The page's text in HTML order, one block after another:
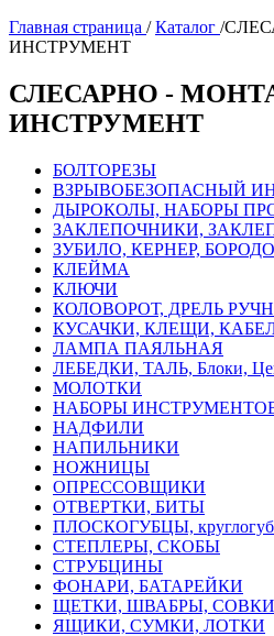
Главная страница / Каталог /
ИНСТРУМЕНТ
СЛЕСАРНО -
ИНСТРУМЕНТ
БОЛТОРЕЗЫ
ВЗРЫВОБЕЗОПАСНЫЙ
ДЫРОКОЛЫ, НАБОРЫ
ЗАКЛЕПОЧНИКИ,
ЗУБИЛО, КЕРНЕР,
КЛЕЙМА
КЛЮЧИ
КОЛОВОРОТ, ДРЕЛЬ
КУСАЧКИ, КЛЕЩИ,
ЛАМПА ПАЯЛЬНАЯ
ЛЕБЕДКИ, ТАЛЬ, Блоки,
МОЛОТКИ
НАБОРЫ
НАДФИЛИ
НАПИЛЬНИКИ
НОЖНИЦЫ
ОПРЕССОВЩИКИ
ОТВЕРТКИ, БИТЫ
ПЛОСКОГУБЦЫ,
СТЕПЛЕРЫ, СКОБЫ
СТРУБЦИНЫ
ФОНАРИ, БАТАРЕЙКИ
ЩЕТКИ, ШВАБРЫ, СОВКИ
ЯЩИКИ, СУМКИ, ЛОТКИ